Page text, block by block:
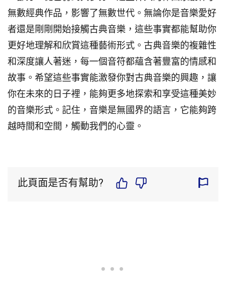
無數經典作品，影響了無數世代。無論你是音樂愛好
者還是剛剛開始接觸古典音樂，這些事實都能幫助你
更好地理解和欣賞這種藝術形式。古典音樂的複雜性
和深度讓人著迷，每一個音符都蘊含著豐富的情感和
故事。希望這些事實能激發你對古典音樂的興趣，讓
你在未來的日子裡，能夠更多地探索和享受這種美妙
的音樂形式。記住，音樂是無國界的語言，它能夠跨
越時間和空間，觸動我們的心靈。
此頁面是否有幫助?